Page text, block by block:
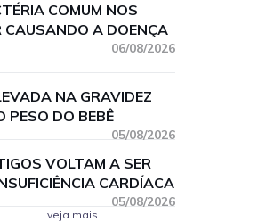
COMUM NOS
CAUSANDO A DOENÇA
06/08/2026
NA GRAVIDEZ
PESO DO BEBÊ
05/08/2026
VOLTAM A SER
CARDÍACA
05/08/2026
veja mais